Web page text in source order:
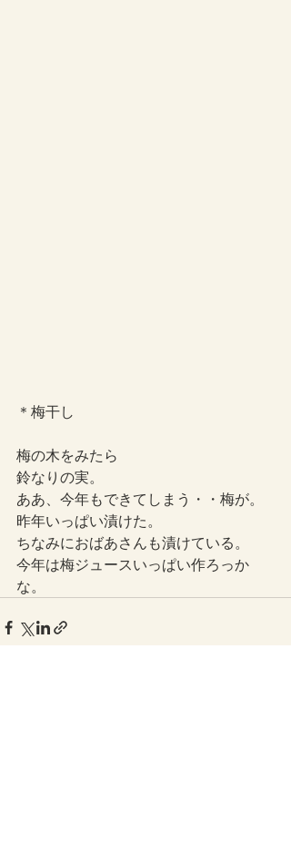
＊梅干し
梅の木をみたら
鈴なりの実。
ああ、今年もできてしまう・・梅が。
昨年いっぱい漬けた。
ちなみにおばあさんも漬けている。
今年は梅ジュースいっぱい作ろっか
な。